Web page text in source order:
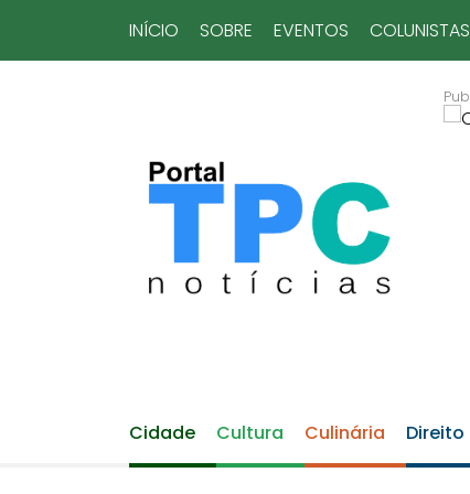
INÍCIO SOBRE EVENTOS COLUNISTAS
Cidade Cultura Culinária Direito